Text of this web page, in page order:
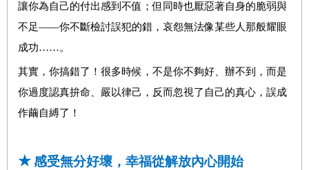
讓你為自己的付出感到不值；但同時也厭惡著自身的脆弱與
不足——你不斷檢討誤犯的錯，哀怨無法像某些人那般耀眼
成功……。
其實，你搞錯了！很多時候，不是你不夠好、辦不到，而是
你過度認真拚命、嚴以律己，反而忽視了自己的真心，誤成
作繭自縛了！
★感受無分好壞，幸福從解放內心開始